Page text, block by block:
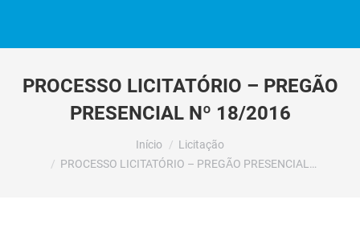
PROCESSO LICITATÓRIO – PREGÃO
PRESENCIAL Nº 18/2016
Início
Licitação
PROCESSO LICITATÓRIO – PREGÃO PRESENCIAL…